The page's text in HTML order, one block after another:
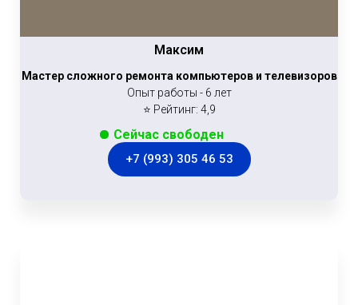
Максим
Мастер сложного ремонта компьютеров и телевизоров
Опыт работы - 6 лет
⭐ Рейтинг: 4,9
Сейчас свободен
+7 (993) 305 46 53